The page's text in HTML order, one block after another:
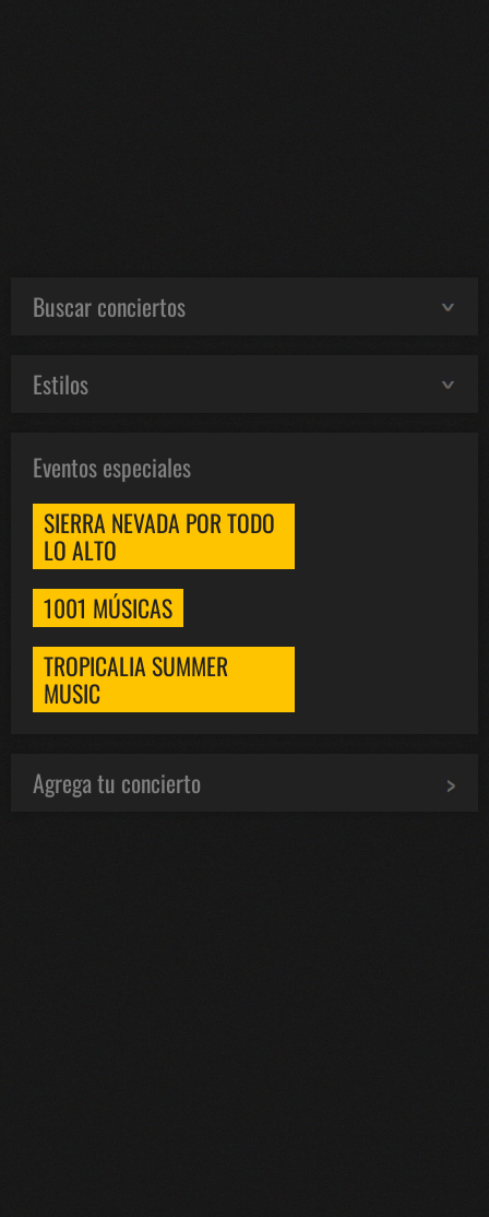
Buscar conciertos
Estilos
Eventos especiales
SIERRA NEVADA POR TODO
LO ALTO
1001 MÚSICAS
TROPICALIA SUMMER
MUSIC
Agrega tu concierto